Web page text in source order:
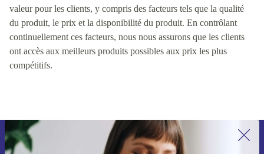
valeur pour les clients, y compris des facteurs tels que la qualité
du produit, le prix et la disponibilité du produit. En contrôlant
continuellement ces facteurs, nous nous assurons que les clients
ont accès aux meilleurs produits possibles aux prix les plus
compétitifs.
Recevoir offres et infos de refurbed